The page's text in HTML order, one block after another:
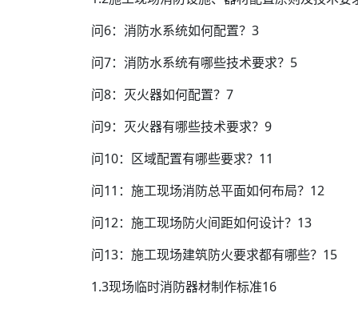
问6：消防水系统如何配置？3
问7：消防水系统有哪些技术要求？5
问8：灭火器如何配置？7
问9：灭火器有哪些技术要求？9
问10：区域配置有哪些要求？11
问11：施工现场消防总平面如何布局？12
问12：施工现场防火间距如何设计？13
问13：施工现场建筑防火要求都有哪些？15
1.3现场临时消防器材制作标准16